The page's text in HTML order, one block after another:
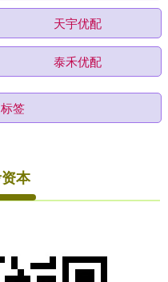
天宇优配
泰禾优配
签
本